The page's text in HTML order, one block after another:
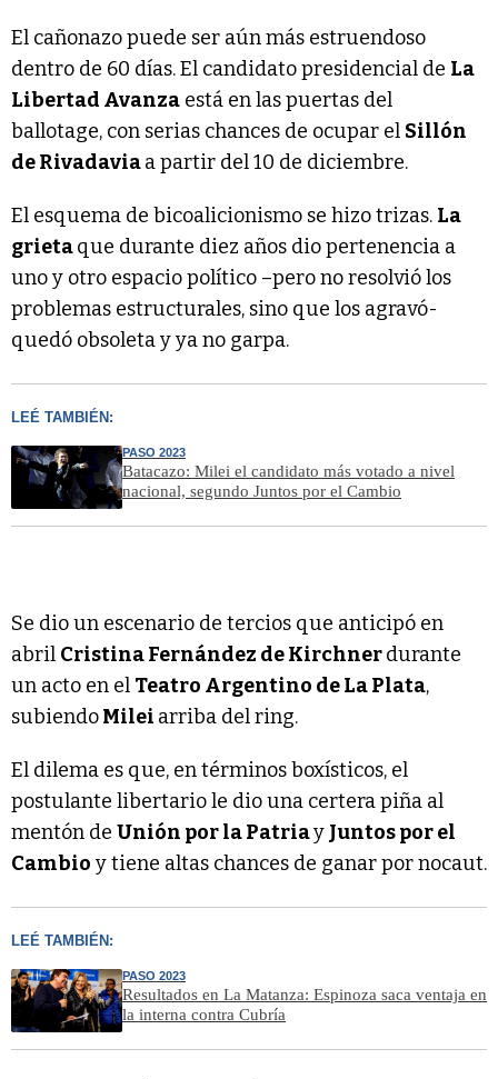
El cañonazo puede ser aún más estruendoso
dentro de 60 días. El candidato presidencial de La
Libertad Avanza está en las puertas del
ballotage, con serias chances de ocupar el Sillón
de Rivadaviaa partir del 10 de diciembre.
El esquema de bicoalicionismo se hizo trizas. La
grietaque durante diez años dio pertenencia a
uno y otro espacio político –pero no resolvió los
problemas estructurales, sino que los agravó-
quedó obsoleta y ya no garpa.
LEÉ TAMBIÉN:
PASO 2023
Batacazo: Milei el candidato más votado a nivel
nacional, segundo Juntos por el Cambio
Se dio un escenario de tercios que anticipó en
abril Cristina Fernández de Kirchnerdurante
un acto en el Teatro Argentino de La Plata,
subiendoMilei arriba del ring.
El dilema es que, en términos boxísticos, el
postulante libertario le dio una certera piña al
mentón de Unión por la Patriay Juntos por el
Cambio y tiene altas chances de ganar por nocaut.
LEÉ TAMBIÉN:
PASO 2023
Resultados en La Matanza: Espinoza saca ventaja en
la interna contra Cubría